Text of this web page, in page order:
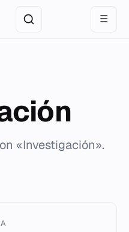
☰
«Investigación».